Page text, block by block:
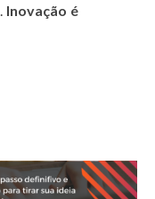
Inovação é